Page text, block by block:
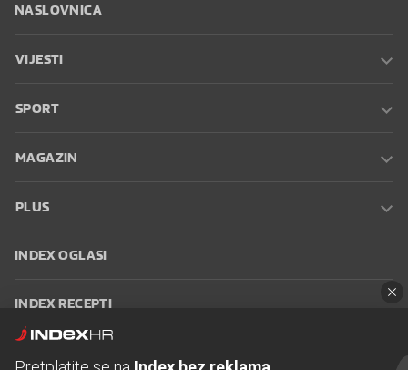
NASLOVNICA
VIJESTI
SPORT
MAGAZIN
PLUS
INDEX OGLASI
INDEX RECEPTI